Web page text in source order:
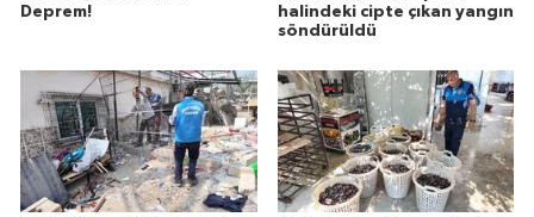
Deprem!
halindeki cipte çıkan yangın
söndürüldü